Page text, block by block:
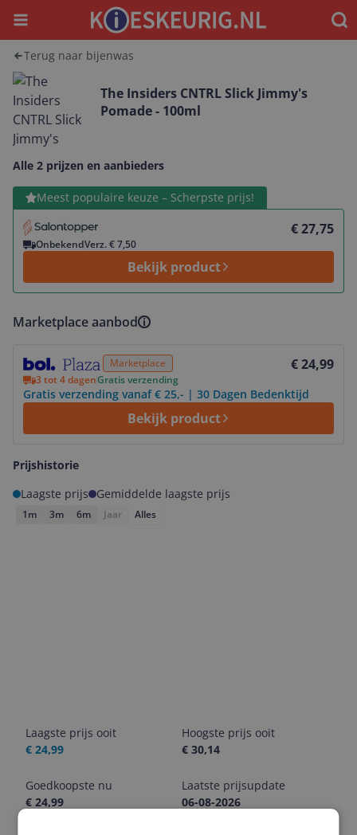
Menu
Terug naar bijenwas
The Insiders CNTRL Slick Jimmy's
Pomade - 100ml
Alle 2 prijzen en aanbieders
Meest populaire keuze – Scherpste prijs!
€ 27,75
OnbekendVerz. € 7,50
Bekijk product
Bekijk product
Marketplace aanbod
Marketplace € 24,99
3 tot 4 dagenGratis verzending
Gratis verzending vanaf € 25,- | 30 Dagen Bedenktijd
Bekijk product
Prijshistorie
Laagste prijs
Gemiddelde laagste prijs
1m 3m 6m Jaar Alles
Laagste prijs ooit
€ 24,99
Hoogste prijs ooit
€ 30,14
Goedkoopste nu
€ 24,99
Laatste prijsupdate
06-08-2026